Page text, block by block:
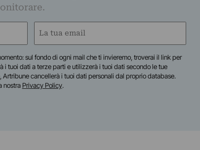
Email
sul fondo di ogni mail che ti invieremo, troverai il link per
i tuoi dati a terze parti e utilizzerà i tuoi dati secondo le tue
Artribune cancellerà i tuoi dati personali dal proprio database.
nostra Privacy Policy.